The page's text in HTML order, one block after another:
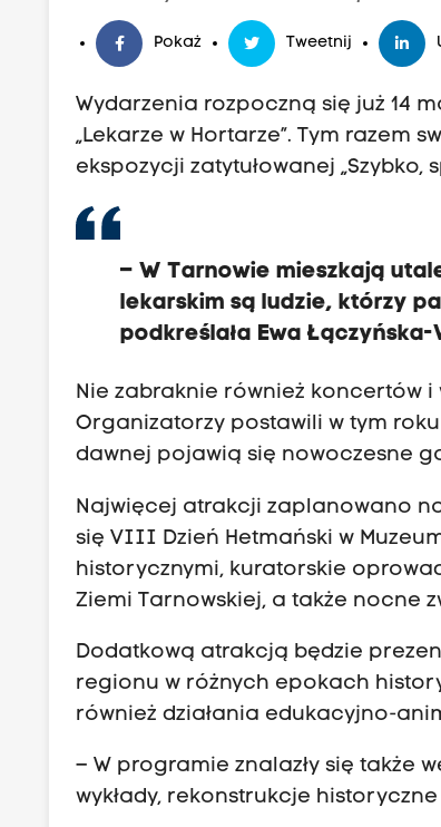
Pokaż Tweetnij
Wydarzenia rozpoczną się już 14
„Lekarze w Hortarze”. Tym razem
ekspozycji zatytułowanej
– W Tarnowie mieszkają
lekarskim są ludzie, którzy
podkreślała Ewa
Nie zabraknie również koncertów
Organizatorzy postawili w tym
dawnej pojawią się nowoczesne
Najwięcej atrakcji zaplanowano
się VIII Dzień Hetmański w
historycznymi, kuratorskie
Ziemi Tarnowskiej, a także nocne
Dodatkową atrakcją będzie
regionu w różnych epokach
również działania edukacyjno-
– W programie znalazły się także
wykłady, rekonstrukcje